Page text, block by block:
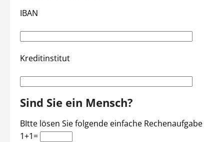
IBAN
Kreditinstitut
Sind Sie ein Mensch?
BItte lösen Sie folgende einfache Rechenaufgabe
1+1=